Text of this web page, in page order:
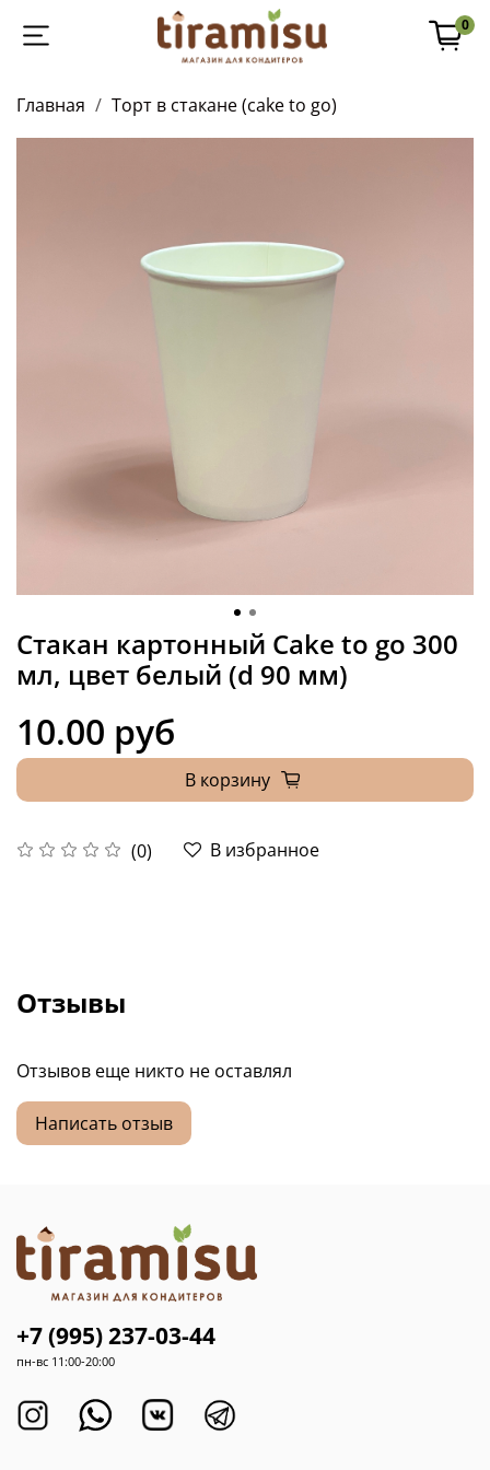
0
Главная Торт в стакане (cake to go)
Стакан картонный Cake to go 300
мл, цвет белый (d 90 мм)
(0) В избранное
10.00 руб
В корзину
Отзывы
Отзывов еще никто не оставлял
Написать отзыв
+7 (995) 237-03-44
пн-вс 11:00-20:00